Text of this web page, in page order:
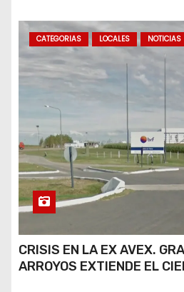
CATEGORIAS LOCALES NOTICIAS
CRISIS EN LA EX AVEX.
ARROYOS EXTIENDE EL